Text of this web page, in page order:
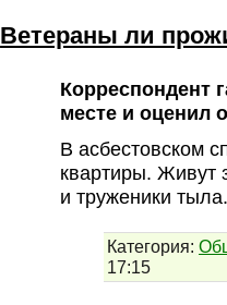
Ветераны ли
Корреспондент
месте и оценил
В асбестовском
квартиры. Живут
и труженики
Категория:
17:15